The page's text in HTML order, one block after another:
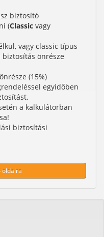
biztosító
(Classic vagy
vagy classic típus
önrésze
(15%)
egyidőben
a kalkulátorban
biztosítási
oldalra